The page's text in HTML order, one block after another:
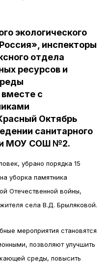
экологического
инспекторы
отдела
ресурсов и
вместе с
Октябрь
санитарного
МОУ СОШ №2.
убрано порядка 15
уборка памятника
Отечественной войны,
села В.Д. Брыляковой.
мероприятия становятся
позволяют улучшить
среды, повысить